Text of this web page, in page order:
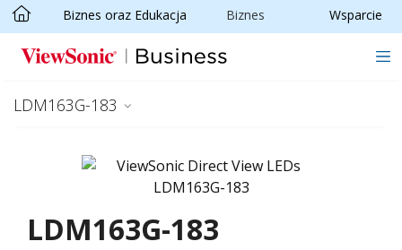
Skip to main content
Biznes oraz Edukacja Biznes Wsparcie
LDM163G-183
LDM163G-183